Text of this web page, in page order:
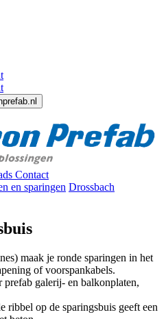
Contact
en sparingen Drossbach
maak je ronde sparingen in het
of voorspankabels.
prefab galerij- en balkonplaten,
ribbel op de sparingsbuis geeft een